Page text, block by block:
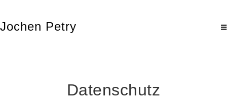
Jochen Petry
Datenschutz